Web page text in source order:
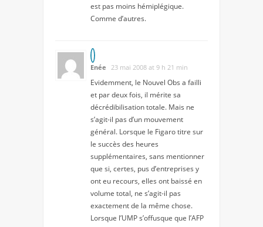
est pas moins hémiplégique.
Comme d’autres.
Enée 23 mai 2008 at 9 h 21 min
Evidemment, le Nouvel Obs a failli
et par deux fois, il mérite sa
décrédibilisation totale. Mais ne
s’agit-il pas d’un mouvement
général. Lorsque le Figaro titre sur
le succès des heures
supplémentaires, sans mentionner
que si, certes, pus d’entreprises y
ont eu recours, elles ont baissé en
volume total, ne s’agit-il pas
exactement de la même chose.
Lorsque l’UMP s’offusque que l’AFP